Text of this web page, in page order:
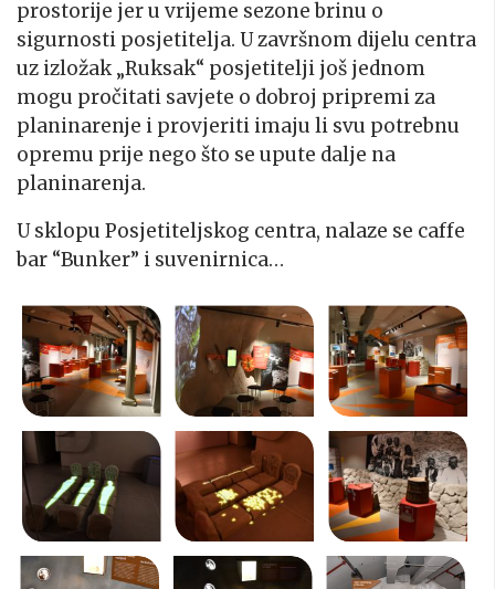
prostorije jer u vrijeme sezone brinu o
sigurnosti posjetitelja. U završnom dijelu centra
uz izložak „Ruksak“ posjetitelji još jednom
mogu pročitati savjete o dobroj pripremi za
planinarenje i provjeriti imaju li svu potrebnu
opremu prije nego što se upute dalje na
planinarenja.
U sklopu Posjetiteljskog centra, nalaze se caffe
bar “Bunker” i suvenirnica…